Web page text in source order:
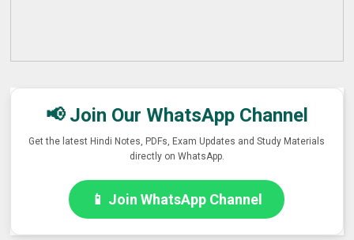
📢 Join Our WhatsApp Channel
Get the latest Hindi Notes, PDFs, Exam Updates and Study Materials
directly on WhatsApp.
📱 Join WhatsApp Channel